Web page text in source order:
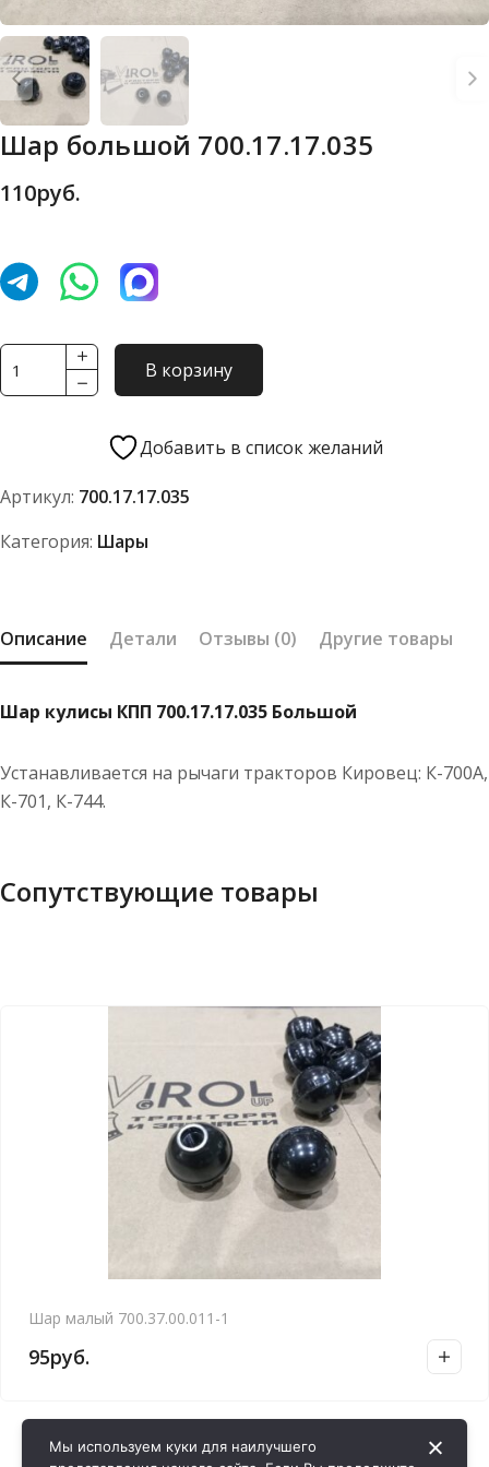
Шар большой 700.17.17.035
110руб.
Количество
товара
В корзину
Добавить в список желаний
Артикул: 700.17.17.035
Категория: Шары
Описание Детали Отзывы (0) Другие товары
Шар кулисы КПП 700.17.17.035 Большой
Устанавливается на рычаги тракторов Кировец: К-700А,
К-701, К-744.
Сопутствующие товары
Шар малый 700.37.00.011-1
95руб.
Мы используем куки для наилучшего